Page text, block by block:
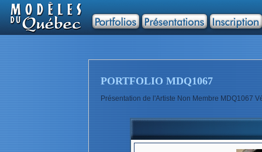
PORTFOLIO MDQ1067
Présentation de l'Artiste Non Membre MDQ1067